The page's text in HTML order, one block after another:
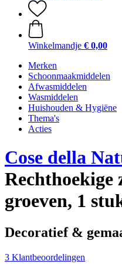
Winkelmandje € 0,00
Merken
Schoonmaakmiddelen
Afwasmiddelen
Wasmiddelen
Huishouden & Hygiëne
Thema's
Acties
Cose della
Rechthoekige
groeven, 1
Decoratief &
3 Klantbeoordelingen